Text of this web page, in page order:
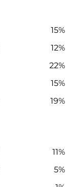
15%
12%
22%
15%
19%
11%
5%